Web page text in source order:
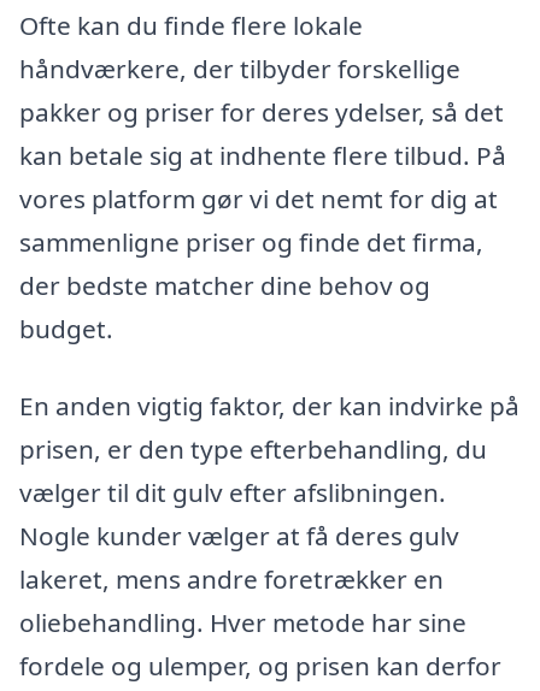
Ofte kan du finde flere lokale
håndværkere, der tilbyder forskellige
pakker og priser for deres ydelser, så det
kan betale sig at indhente flere tilbud. På
vores platform gør vi det nemt for dig at
sammenligne priser og finde det firma,
der bedste matcher dine behov og
budget.
En anden vigtig faktor, der kan indvirke på
prisen, er den type efterbehandling, du
vælger til dit gulv efter afslibningen.
Nogle kunder vælger at få deres gulv
lakeret, mens andre foretrækker en
oliebehandling. Hver metode har sine
fordele og ulemper, og prisen kan derfor